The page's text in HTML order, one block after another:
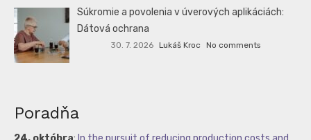
Súkromie a povolenia v úverových aplikáciách:
Dátová ochrana
30. 7. 2026 Lukáš Kroc No comments
Poradňa